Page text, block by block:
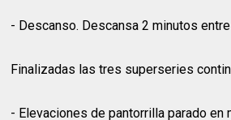
- Descanso. Descansa 2 minutos
Finalizadas las tres superseries
- Elevaciones de pantorrilla parado en